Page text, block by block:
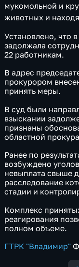
мукомольной и
животных и
Установлено, что
задолжала
22 работникам.
В адрес
прокурором
принять меры.
В суд были
взыскании
признаны
областной
Ранее по
возбуждено
невыплата свыше
расследование
стадии и
Комплекс
реагирования
полном объеме.
ГТРК "Владимир"